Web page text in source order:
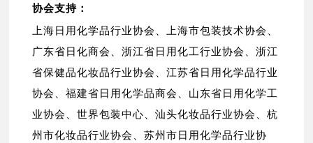
协会支持：
上海日用化学品行业协会、上海市包装技术协会、
广东省日化商会、浙江省日用化工行业协会、浙江
省保健品化妆品行业协会、江苏省日用化学品行业
协会、福建省日用化学品商会、山东省日用化学工
业协会、世界包装中心、汕头化妆品行业协会、杭
州市化妆品行业协会、苏州市日用化学品行业协